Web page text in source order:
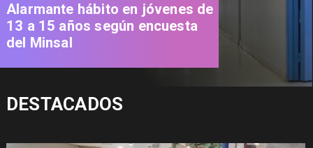
Alarmante hábito en jóvenes de
13 a 15 años según encuesta
del Minsal
DESTACADOS